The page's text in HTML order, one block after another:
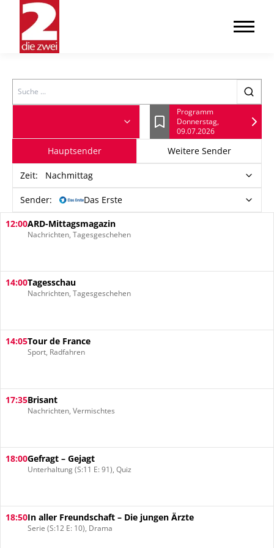
Search
Lesezeichen
Programm
Donnerstag,
09.07.2026
Hauptsender Weitere Sender
Zeit: Nachmittag
Sender: Das Erste
12:00ARD-Mittagsmagazin
Nachrichten, Tagesgeschehen
14:00Tagesschau
Nachrichten, Tagesgeschehen
14:05Tour de France
Sport, Radfahren
17:35Brisant
Nachrichten, Vermischtes
18:00Gefragt – Gejagt
Unterhaltung (S:11 E: 91), Quiz
18:50In aller Freundschaft – Die jungen Ärzte
Serie (S:12 E: 10), Drama